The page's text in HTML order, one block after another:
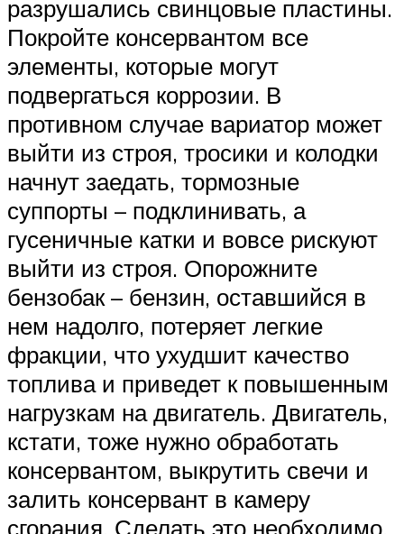
разрушались свинцовые пластины.
Покройте консервантом все
элементы, которые могут
подвергаться коррозии. В
противном случае вариатор может
выйти из строя, тросики и колодки
начнут заедать, тормозные
суппорты – подклинивать, а
гусеничные катки и вовсе рискуют
выйти из строя. Опорожните
бензобак – бензин, оставшийся в
нем надолго, потеряет легкие
фракции, что ухудшит качество
топлива и приведет к повышенным
нагрузкам на двигатель. Двигатель,
кстати, тоже нужно обработать
консервантом, выкрутить свечи и
залить консервант в камеру
сгорания. Сделать это необходимо,